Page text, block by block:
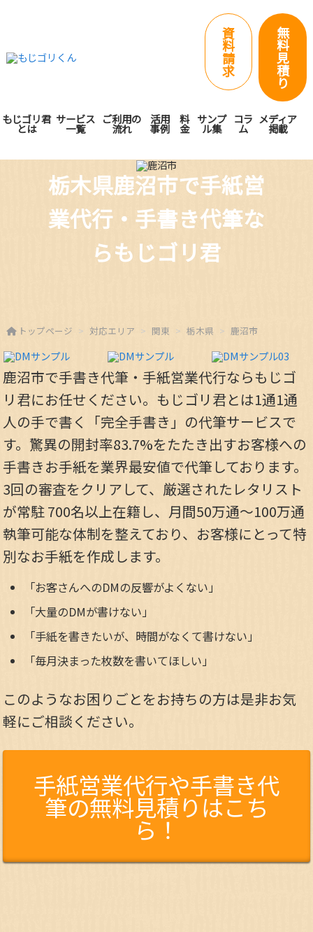
資
料
請
求
無
料
見
積
り
もじゴリ君
とは
サービス
一覧
ご利用の
流れ
活用
事例
料
金
サンプ
ル集
コラ
ム
メディア
掲載
栃木県鹿沼市で手紙営
業代行・手書き代筆な
らもじゴリ君
トップページ 対応エリア 関東 栃木県 鹿沼市
鹿沼市で手書き代筆・手紙営業代行ならもじゴ
リ君にお任せください。もじゴリ君とは1通1通
人の手で書く「完全手書き」の代筆サービスで
す。驚異の開封率83.7%をたたき出すお客様への
手書きお手紙を業界最安値で代筆しております。
3回の審査をクリアして、厳選されたレタリスト
が常駐 700名以上在籍し、月間50万通～100万通
執筆可能な体制を整えており、お客様にとって特
別なお手紙を作成します。
「お客さんへのDMの反響がよくない」
「大量のDMが書けない」
「手紙を書きたいが、時間がなくて書けない」
「毎月決まった枚数を書いてほしい」
このようなお困りごとをお持ちの方は是非お気
軽にご相談ください。
手紙営業代行や手書き代
筆の無料見積りはこち
ら！